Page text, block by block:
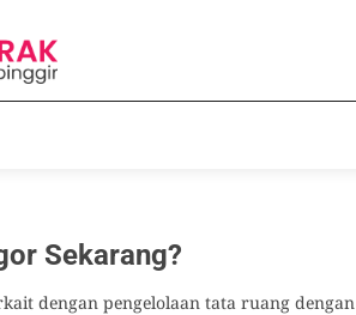
Sekarang?
dengan pengelolaan tata ruang dengan